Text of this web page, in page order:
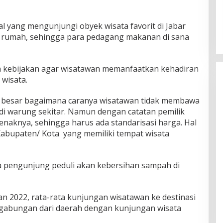
yang mengunjungi obyek wisata favorit di Jabar
sehingga para pedagang makanan di sana
agar wisatawan memanfaatkan kehadiran
bagaimana caranya wisatawan tidak membawa
warung sekitar. Namun dengan catatan pemilik
sehingga harus ada standarisasi harga. Hal
Kota yang memiliki tempat wisata
peduli akan kebersihan sampah di
2022, rata-rata kunjungan wisatawan ke destinasi
dari daerah dengan kunjungan wisata